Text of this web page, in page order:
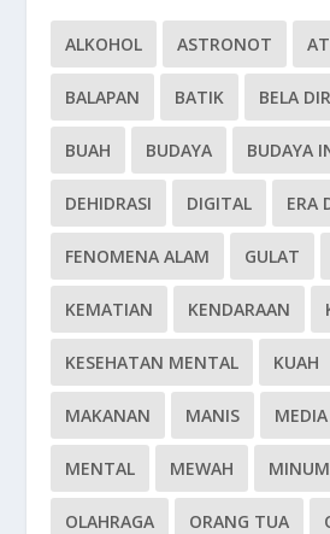
ALKOHOL ASTRONOT
BALAPAN BATIK BELA
BUAH BUDAYA BUDAYA
DEHIDRASI DIGITAL ERA
FENOMENA ALAM GULAT
KEMATIAN KENDARAAN
KESEHATAN MENTAL KUAH
MAKANAN MANIS
MENTAL MEWAH
OLAHRAGA ORANG TUA